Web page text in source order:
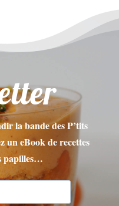
la bande des P’tits
un eBook de recettes
papilles…